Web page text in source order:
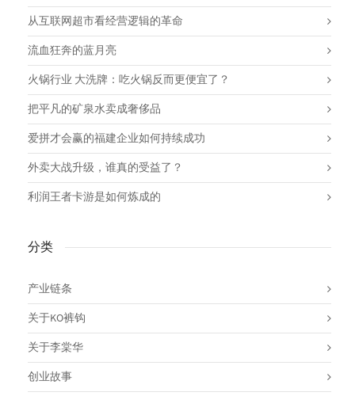
从互联网超市看经营逻辑的革命
流血狂奔的蓝月亮
火锅行业 大洗牌：吃火锅反而更便宜了？
把平凡的矿泉水卖成奢侈品
爱拼才会赢的福建企业如何持续成功
外卖大战升级，谁真的受益了？
利润王者卡游是如何炼成的
分类
产业链条
关于KO裤钩
关于李棠华
创业故事